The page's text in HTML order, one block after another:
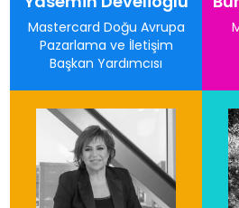
Mastercard Doğu Avrupa
Pazarlama ve İletişim
Başkan Yardımcısı